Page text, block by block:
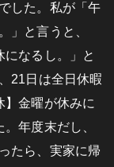
した。私が「午
」と言うと、
になるし。」と
21日は全日休暇
】金曜が休みに
年度末だし、
たら、実家に帰